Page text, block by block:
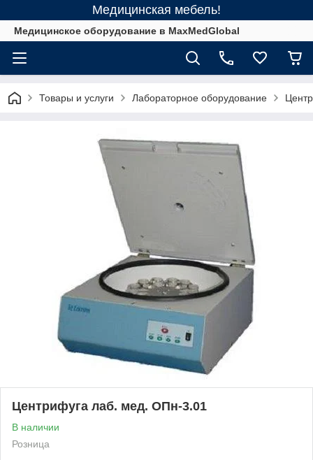
Медицинская мебель!
Медицинское оборудование в MaxMedGlobal
Товары и услуги Лабораторное оборудование
Центрифуга лаб. мед. ОПн-3.01
В наличии
Розница